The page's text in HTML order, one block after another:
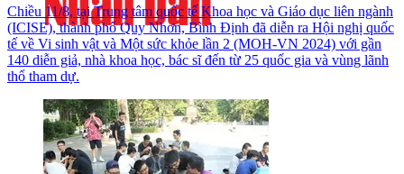
Chiều 11/8, tại Trung tâm quốc tế Khoa học và Giáo dục liên ngành
(ICISE), thành phố Quy Nhơn, Bình Định đã diễn ra Hội nghị quốc
tế về Vi sinh vật và Một sức khỏe lần 2 (MOH-VN 2024) với gần
140 diễn giả, nhà khoa học, bác sĩ đến từ 25 quốc gia và vùng lãnh
thổ tham dự.